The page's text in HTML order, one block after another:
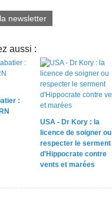
newsletter
aussi :
:
USA - Dr Kory : la
licence de soigner ou
respecter le serment
d'Hippocrate contre
vents et marées